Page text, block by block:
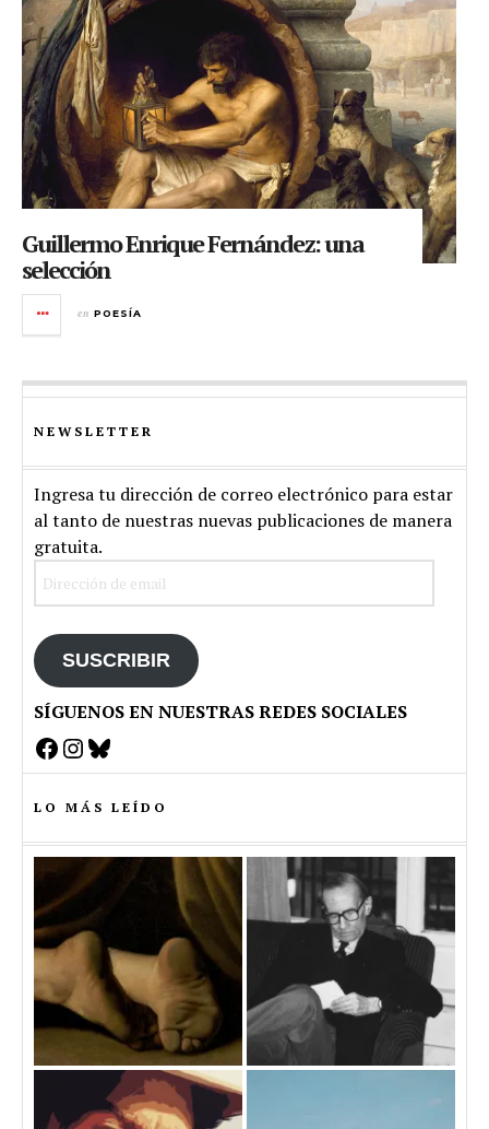
Guillermo Enrique Fernández: una
selección
en POESÍA
NEWSLETTER
Ingresa tu dirección de correo electrónico para estar
al tanto de nuestras nuevas publicaciones de manera
gratuita.
SUSCRIBIR
SÍGUENOS EN NUESTRAS REDES SOCIALES
Facebook
Instagram
Bluesky
LO MÁS LEÍDO